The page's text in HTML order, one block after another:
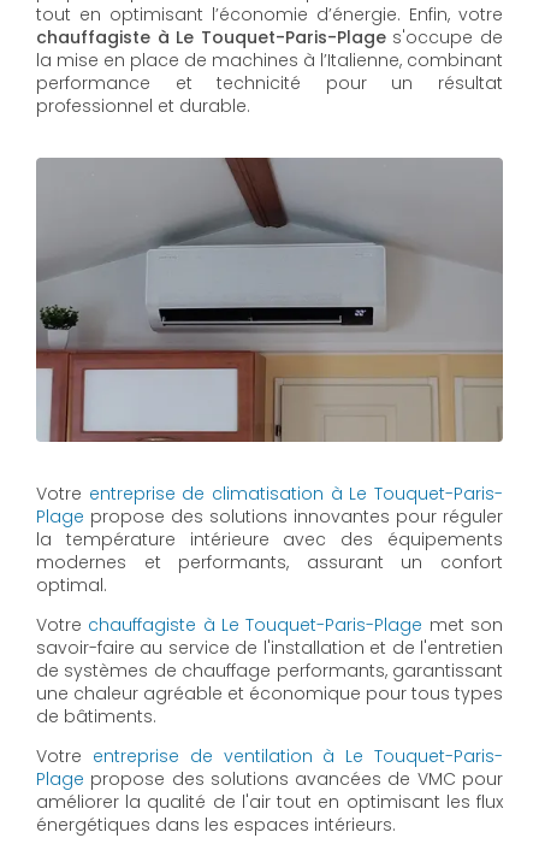
tout en optimisant l’économie d’énergie. Enfin, votre
chauffagiste à Le Touquet-Paris-Plages'occupe de
la mise en place de machines à l’Italienne, combinant
performance et technicité pour un résultat
professionnel et durable.
Votre entreprise de climatisation à Le Touquet-Paris-
Plage propose des solutions innovantes pour réguler
la température intérieure avec des équipements
modernes et performants, assurant un confort
optimal.
Votre chauffagiste à Le Touquet-Paris-Plage met son
savoir-faire au service de l'installation et de l'entretien
de systèmes de chauffage performants, garantissant
une chaleur agréable et économique pour tous types
de bâtiments.
Votre entreprise de ventilation à Le Touquet-Paris-
Plage propose des solutions avancées de VMC pour
améliorer la qualité de l'air tout en optimisant les flux
énergétiques dans les espaces intérieurs.